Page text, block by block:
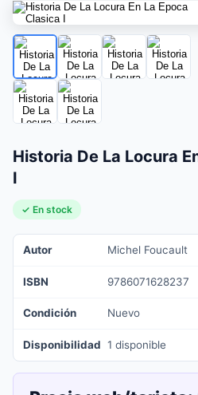
Historia De La Locura
I
✓ En stock
Autor Michel Foucault
ISBN 9786071628237
Condición Nuevo
Disponibilidad 1 disponible